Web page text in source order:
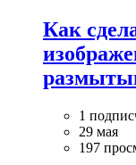
Как
1
29 мая
197